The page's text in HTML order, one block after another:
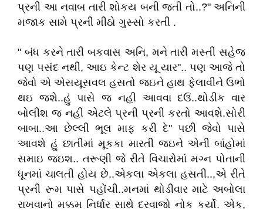
પ્રની આ નવાબ તારી શોકય બની જતી તો..?" અનિની
મજાક સામે પ્રની મીઠો ગુસ્સો કરતી .
" બંધ કરને તારી બકવાસ અનિ, મને તારી મસ્તી સહેજ
પણ પસંદ નથી, આઇ કેન્ટ શેર યૂ યાર".. પણ આજે તો
જેવો એ એસયૂસવલ હસતો જઇને હાથ ફેલાવીને ઉભો
થઇ જશે..હું પાસે જ નહી આવવા દઉં..થોડીક વાર
બોલીશ જ નહી એટલે પ્રની પ્રની કરતો આવશે.સોરી
બાબા..આ છેલ્લી ભૂલ માફ કરી દે" પછી જેવો પાસે
આવશે હું છાતીમાં મૂકકા મારતી જઇને એની બાંહોમાં
સમાઇ જઇશ.. તરૂણી જે રીતે વિચારોમાં મગ્ન પોતાની
ધૂનમાં ચાલતી હોય છે..એકલા એકલા હસતી..,એ રીતે
પ્રની રૂમ પાસે પહોંચી..મનમાં થોડીવાર માટે અબોલા
રાખવાનો મક્કમ નિર્ધાર સાથે દરવાજો નોક કર્યો. એક,